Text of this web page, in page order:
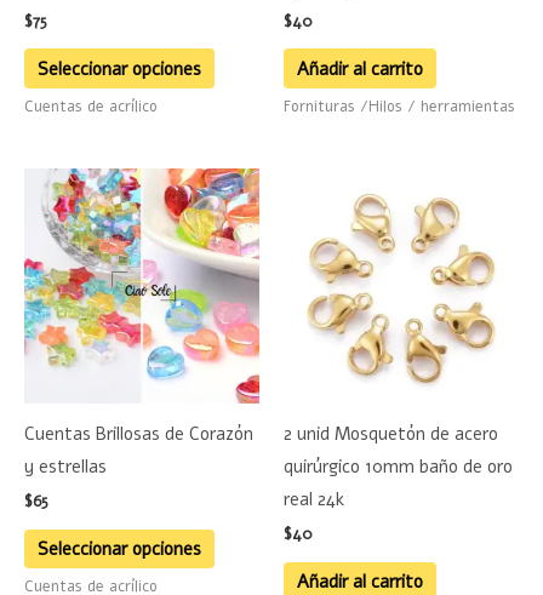
$75
Seleccionar opciones
página
Cuentas de acrílico
$40
Añadir al carrito
Fornituras /Hilos / herramientas
Cuentas Brillosas de Corazón
y estrellas
$65
Seleccionar opciones
Este
producto
tiene
múltiples
variantes.
Las
opciones
pueden
página
Cuentas de acrílico
2 unid Mosquetón de acero
quirúrgico 10mm baño de oro
real 24k
$40
Añadir al carrito